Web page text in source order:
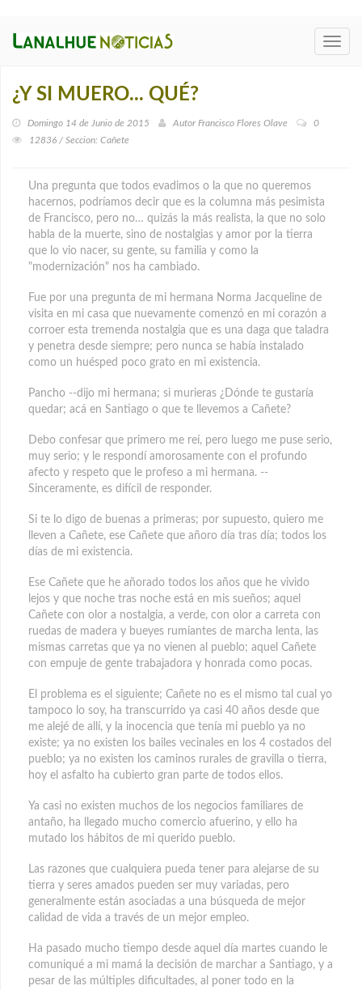
¿Y SI MUERO... QUÉ?
Domingo 14 de Junio de 2015 Autor Francisco Flores Olave
0
12836 / Seccion: Cañete
Una pregunta que todos evadimos o la que no queremos
hacernos, podríamos decir que es la columna más pesimista
de Francisco, pero no… quizás la más realista, la que no solo
habla de la muerte, sino de nostalgias y amor por la tierra
que lo vio nacer, su gente, su familia y como la
"modernización" nos ha cambiado.
Fue por una pregunta de mi hermana Norma Jacqueline de
visita en mi casa que nuevamente comenzó en mi corazón a
corroer esta tremenda nostalgia que es una daga que taladra
y penetra desde siempre; pero nunca se había instalado
como un huésped poco grato en mi existencia.
Pancho --dijo mi hermana; si murieras ¿Dónde te gustaría
quedar; acá en Santiago o que te llevemos a Cañete?
Debo confesar que primero me reí, pero luego me puse serio,
muy serio; y le respondí amorosamente con el profundo
afecto y respeto que le profeso a mi hermana. --
Sinceramente, es difícil de responder.
Si te lo digo de buenas a primeras; por supuesto, quiero me
lleven a Cañete, ese Cañete que añoro día tras día; todos los
días de mi existencia.
Ese Cañete que he añorado todos los años que he vivido
lejos y que noche tras noche está en mis sueños; aquel
Cañete con olor a nostalgia, a verde, con olor a carreta con
ruedas de madera y bueyes rumiantes de marcha lenta, las
mismas carretas que ya no vienen al pueblo; aquel Cañete
con empuje de gente trabajadora y honrada como pocas.
El problema es el siguiente; Cañete no es el mismo tal cual yo
tampoco lo soy, ha transcurrido ya casi 40 años desde que
me alejé de allí, y la inocencia que tenía mi pueblo ya no
existe; ya no existen los bailes vecinales en los 4 costados del
pueblo; ya no existen los caminos rurales de gravilla o tierra,
hoy el asfalto ha cubierto gran parte de todos ellos.
Ya casi no existen muchos de los negocios familiares de
antaño, ha llegado mucho comercio afuerino, y ello ha
mutado los hábitos de mi querido pueblo.
Las razones que cualquiera pueda tener para alejarse de su
tierra y seres amados pueden ser muy variadas, pero
generalmente están asociadas a una búsqueda de mejor
calidad de vida a través de un mejor empleo.
Ha pasado mucho tiempo desde aquel día martes cuando le
comuniqué a mi mamá la decisión de marchar a Santiago, y a
pesar de las múltiples dificultades, al poner todo en la